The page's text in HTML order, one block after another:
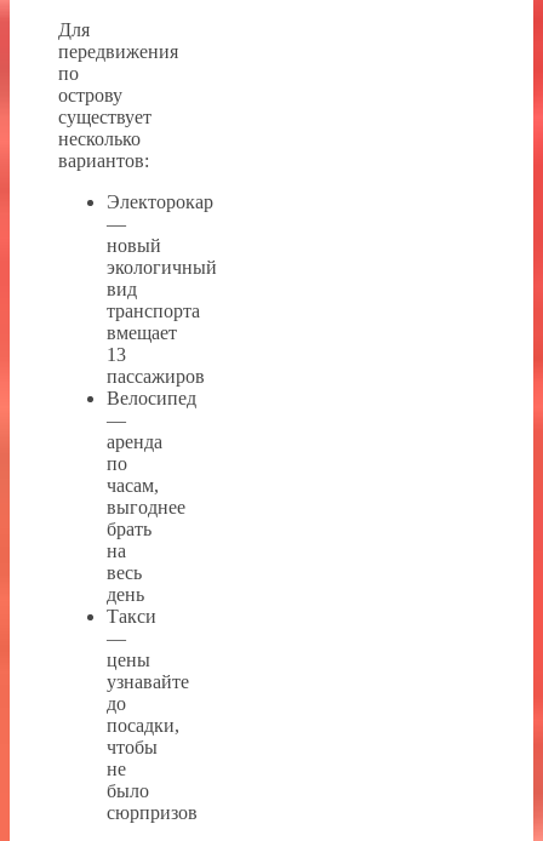
Для
передвижения
по
острову
существует
несколько
вариантов:
Электорокар
—
новый
экологичный
вид
транспорта
вмещает
13
пассажиров
Велосипед
—
аренда
по
часам,
выгоднее
брать
на
весь
день
Такси
—
цены
узнавайте
до
посадки,
чтобы
не
было
сюрпризов